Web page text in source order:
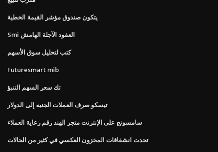
يتكون صندوق مؤشر القيمة الخطية
Smi العقود الآجلة الهامش
كتب لتحليل سوق الأسهم
Futuresmart mib
تك سعر السهم التنبؤ
تيسكو صرف العملات الجنيه إلى الدولار
سامسونج على الإنترنت متجر الهند رقم رعاية العملاء
تحدث انشقاقات المخزون العكسي في كثير من الحالات